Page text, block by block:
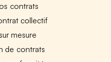
contrats
collectif
mesure
de contrats